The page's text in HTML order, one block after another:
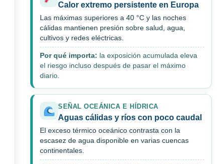
Calor extremo persistente en Europa
Las máximas superiores a 40 °C y las noches
cálidas mantienen presión sobre salud, agua,
cultivos y redes eléctricas.
Por qué importa: la exposición acumulada eleva
el riesgo incluso después de pasar el máximo
diario.
SEÑAL OCEÁNICA E HÍDRICA
Aguas cálidas y ríos con poco caudal
El exceso térmico oceánico contrasta con la
escasez de agua disponible en varias cuencas
continentales.